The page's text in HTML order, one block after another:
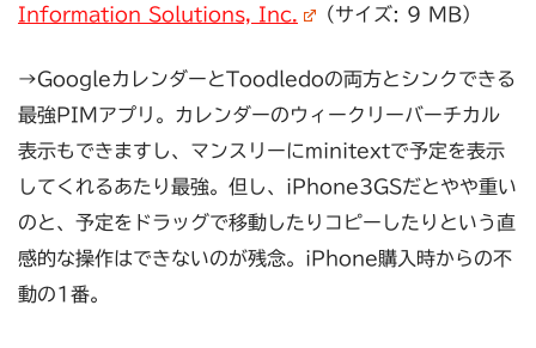
Information Solutions, Inc.
（サイズ: 9 MB）
→GoogleカレンダーとToodledoの両方とシンクできる
最強PIMアプリ。カレンダーのウィークリーバーチカル
表示もできますし、マンスリーにminitextで予定を表示
してくれるあたり最強。但し、iPhone3GSだとやや重い
のと、予定をドラッグで移動したりコピーしたりという直
感的な操作はできないのが残念。iPhone購入時からの不
動の1番。